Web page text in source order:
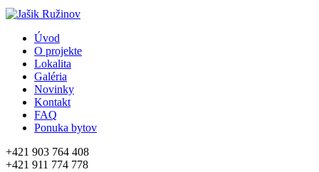
Úvod
O projekte
Lokalita
Galéria
Novinky
Kontakt
FAQ
Ponuka bytov
+421 903 764 408
+421 911 774 778